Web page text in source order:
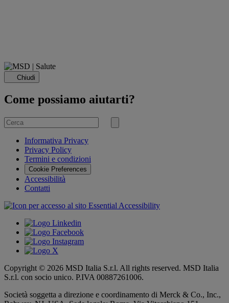
Chiudi
Come possiamo aiutarti?
Cerca
per
Invia
Informativa Privacy
Privacy Policy
Termini e condizioni
Cookie Preferences
Accessibilità
Contatti
Copyright © 2026 MSD Italia S.r.l. All rights reserved. MSD Italia
S.r.l. con socio unico. P.IVA 00887261006.
Società soggetta a direzione e coordinamento di Merck & Co., Inc.,